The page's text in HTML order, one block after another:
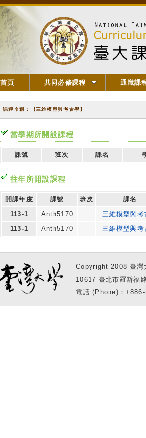
首頁 共同必修課程 通識課
課程名稱：【三維模型與考古學】
當學期所開設課程
課號 班次 課名
往年所開設課程
開課年度 課號 班次 課名
113-1
Anth5170 三維模型與考
113-1
Anth5170 三維模型與考
Copyright 2008 臺
10617 臺北市羅斯
電話 (Phone)：